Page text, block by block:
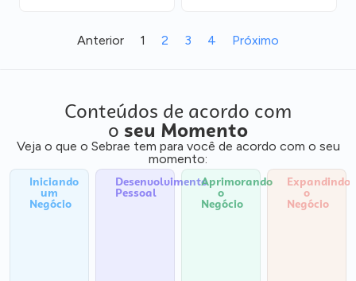
Anterior 1 2 3 4 Próximo
Conteúdos de acordo com
o seu Momento
Veja o que o Sebrae tem para você de acordo com o seu
momento:
Iniciando
um
Negócio
Desenvolvimento
Pessoal
Aprimorando
o
Negócio
Expandindo
o
Negócio